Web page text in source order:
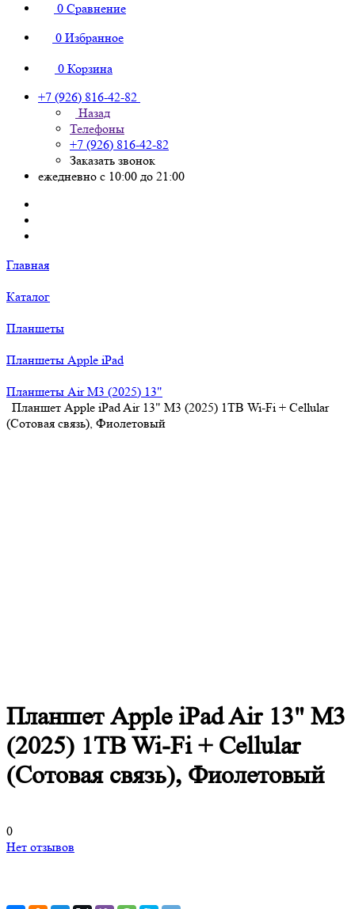
0 Сравнение
0 Избранное
0 Корзина
+7 (926) 816-42-82
Назад
Телефоны
+7 (926) 816-42-82
Заказать звонок
ежедневно с 10:00 до 21:00
Главная
Каталог
Планшеты
Планшеты Apple iPad
Планшеты Air M3 (2025) 13"
Планшет Apple iPad Air 13" M3 (2025) 1TB Wi-Fi + Cellular
(Сотовая связь), Фиолетовый
Планшет Apple iPad Air 13" M3
(2025) 1TB Wi-Fi + Cellular
(Сотовая связь), Фиолетовый
0
Нет отзывов